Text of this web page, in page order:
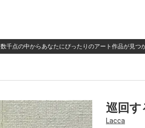
数千点の中からあなたにぴったりのアート作品が見つ
巡回す
Lacca